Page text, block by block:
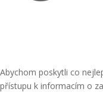
Abychom poskytli co
přístupu k informacím o